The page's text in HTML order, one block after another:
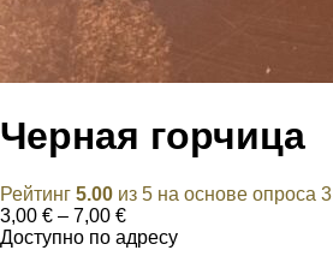
Черная горчица
Рейтинг 5.00 из 5 на основе опроса 3
3,00 € – 7,00 €Диапазон
цен:
Доступно по адресу